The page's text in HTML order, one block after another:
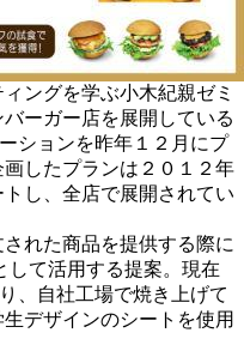
ングを学ぶ小木紀親ゼミ
ーガー店を展開している
ションを昨年１２月にプ
したプランは２０１２年
し、全店で展開されてい
れた商品を提供する際に
して活用する提案。現在
、自社工場で焼き上げて
デザインのシートを使用